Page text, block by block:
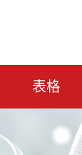
表格